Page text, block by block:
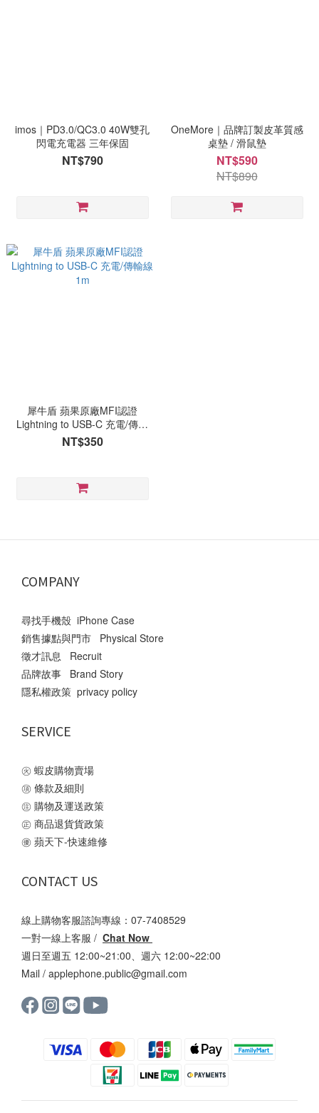
imos｜PD3.0/QC3.0 40W雙孔
閃電充電器 三年保固
NT$790
OneMore｜品牌訂製皮革質感
桌墊 / 滑鼠墊
NT$590
NT$890
犀牛盾 蘋果原廠MFI認證
Lightning to USB-C 充電/傳輸
線1m
NT$350
COMPANY
尋找手機殼 iPhone Case
銷售據點與門市 Physical Store
徵才訊息 Recruit
品牌故事 Brand Story
隱私權政策 privacy policy
SERVICE
㊋ 蝦皮購物賣場
㊠ 條款及細則
㊟ 購物及運送政策
㊣ 商品退貨貨政策
㊝ 蘋天下-快速維修
CONTACT US
線上購物客服諮詢專線：07-7408529
一對一線上客服 / Chat Now
週日至週五 12:00~21:00、週六 12:00~22:00
Mail / applephone.public@gmail.com